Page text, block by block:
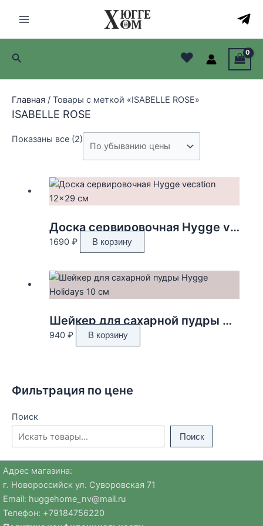
Menu
Поиск ♥
Фильтрация по цене
Поиск
Поиск
Главная / Товары с меткой «ISABELLE ROSE»
ISABELLE ROSE
Показаны все (2)
по
Доска сервировочная Hygge vecation 12×29 см
1690 ₽ В корзину
Шейкер для сахарной пудры Hygge Holidays 10 см
940 ₽ В корзину
Адрес магазина:
г. Новороссийск ул. Суворовская 71
Email: huggehome_nv@mail.ru
Телефон: +79184756220